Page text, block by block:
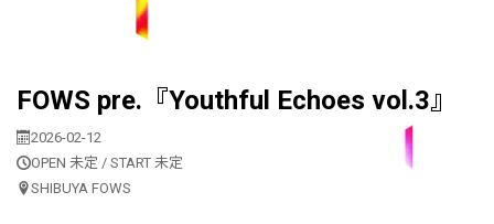
FOWS pre.『Youthful Echoes vol.3』
2026-02-12
OPEN 未定 / START 未定
SHIBUYA FOWS